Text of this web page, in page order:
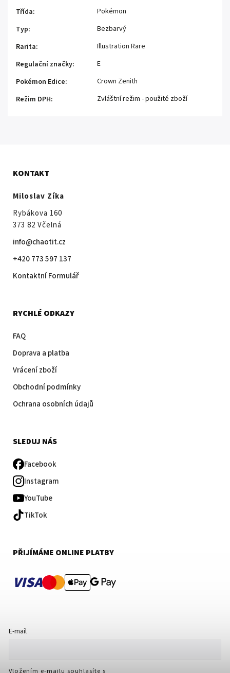
Třída:
Pokémon
Typ:
Bezbarvý
Rarita:
Illustration Rare
Regulační značky:
E
Pokémon Edice:
Crown Zenith
Režim DPH: Zvláštní režim - použité zboží
KONTAKT
Miloslav Zíka
Rybákova 160
373 82 Včelná
info@chaotit.cz
+420 773 597 137
Kontaktní Formulář
RYCHLÉ ODKAZY
FAQ
Doprava a platba
Vrácení zboží
Obchodní podmínky
Ochrana osobních údajů
SLEDUJ NÁS
Facebook
Instagram
YouTube
TikTok
PŘIJÍMÁME ONLINE PLATBY
VISA
E-mail